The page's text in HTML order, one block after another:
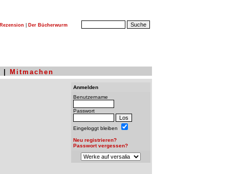
Rezension Der Bücherwurm
Mitmachen
Anmelden
Benutzername
Passwort
Eingeloggt bleiben
Neu registrieren?
Passwort vergessen?